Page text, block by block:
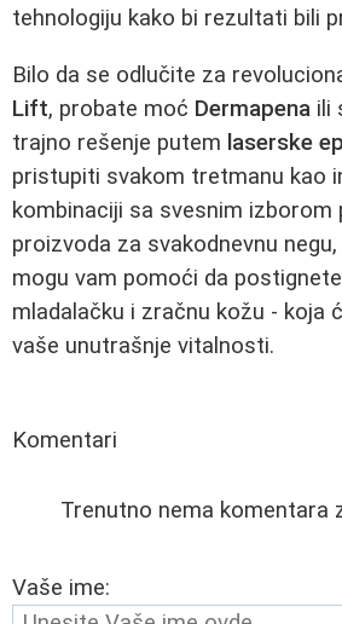
tehnologiju kako bi rezultati bili
Bilo da se odlučite za
Lift, probate moć Dermapena ili
trajno rešenje putem laserske
pristupiti svakom tretmanu kao
kombinaciji sa svesnim izborom
proizvoda za svakodnevnu
mogu vam pomoći da
mladalačku i zračnu kožu - koja
vaše unutrašnje vitalnosti.
Komentari
Trenutno nema komentara
Vaše ime: